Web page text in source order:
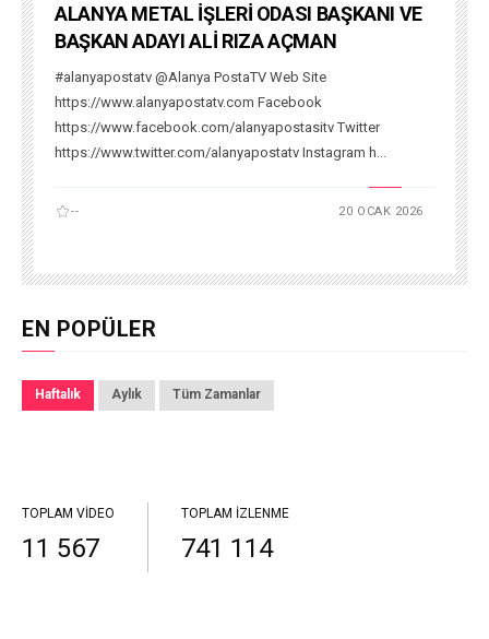
ALANYA METAL İŞLERİ ODASI BAŞKANI VE
BAŞKAN ADAYI ALİ RIZA AÇMAN
#alanyapostatv @Alanya PostaTV Web Site
https://www.alanyapostatv.com Facebook
https://www.facebook.com/alanyapostasitv Twitter
https://www.twitter.com/alanyapostatv Instagram h...
-- 20 OCAK 2026
EN POPÜLER
Haftalık Aylık Tüm Zamanlar
TOPLAM VIDEO
11 567
TOPLAM İZLENME
741 114